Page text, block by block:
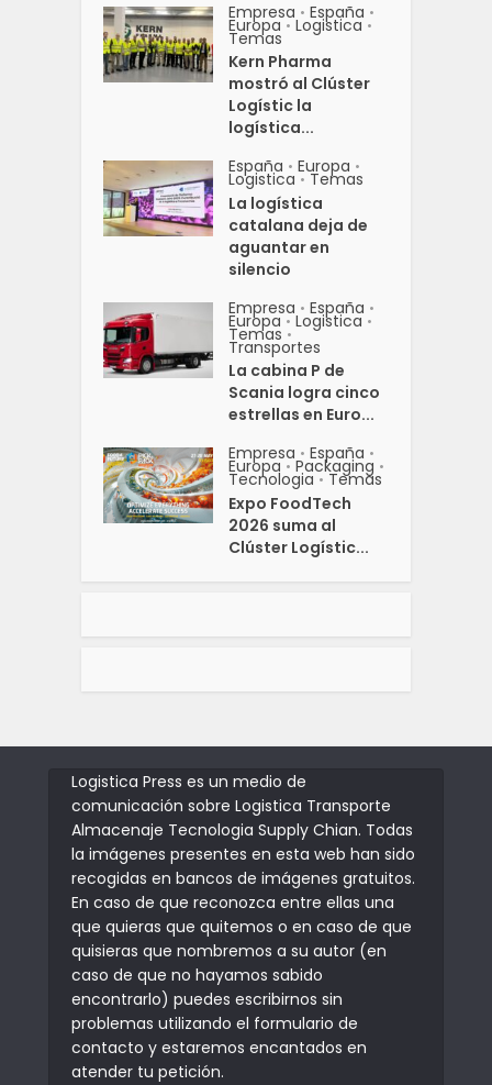
Empresa • España •
Europa • Logistica •
Temas
Kern Pharma
mostró al Clúster
Logístic la
logística...
España • Europa •
Logistica • Temas
La logística
catalana deja de
aguantar en
silencio
Empresa • España •
Europa • Logistica •
Temas •
Transportes
La cabina P de
Scania logra cinco
estrellas en Euro...
Empresa • España •
Europa • Packaging •
Tecnologia • Temas
Expo FoodTech
2026 suma al
Clúster Logístic...
Logistica Press es un medio de
comunicación sobre Logistica Transporte
Almacenaje Tecnologia Supply Chian. Todas
la imágenes presentes en esta web han sido
recogidas en bancos de imágenes gratuitos.
En caso de que reconozca entre ellas una
que quieras que quitemos o en caso de que
quisieras que nombremos a su autor (en
caso de que no hayamos sabido
encontrarlo) puedes escribirnos sin
problemas utilizando el formulario de
contacto y estaremos encantados en
atender tu petición.